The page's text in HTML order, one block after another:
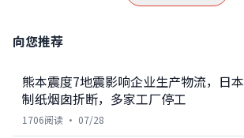
向您推荐
熊本震度7地震影响企业生产物流，日本
制纸烟囱折断，多家工厂停工
1706阅读 · 07/28